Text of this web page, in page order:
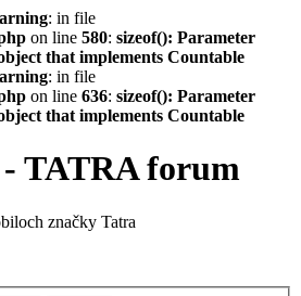
: in file
on line 580: sizeof(): Parameter
that implements Countable
: in file
on line 636: sizeof(): Parameter
that implements Countable
TATRA forum
značky Tatra